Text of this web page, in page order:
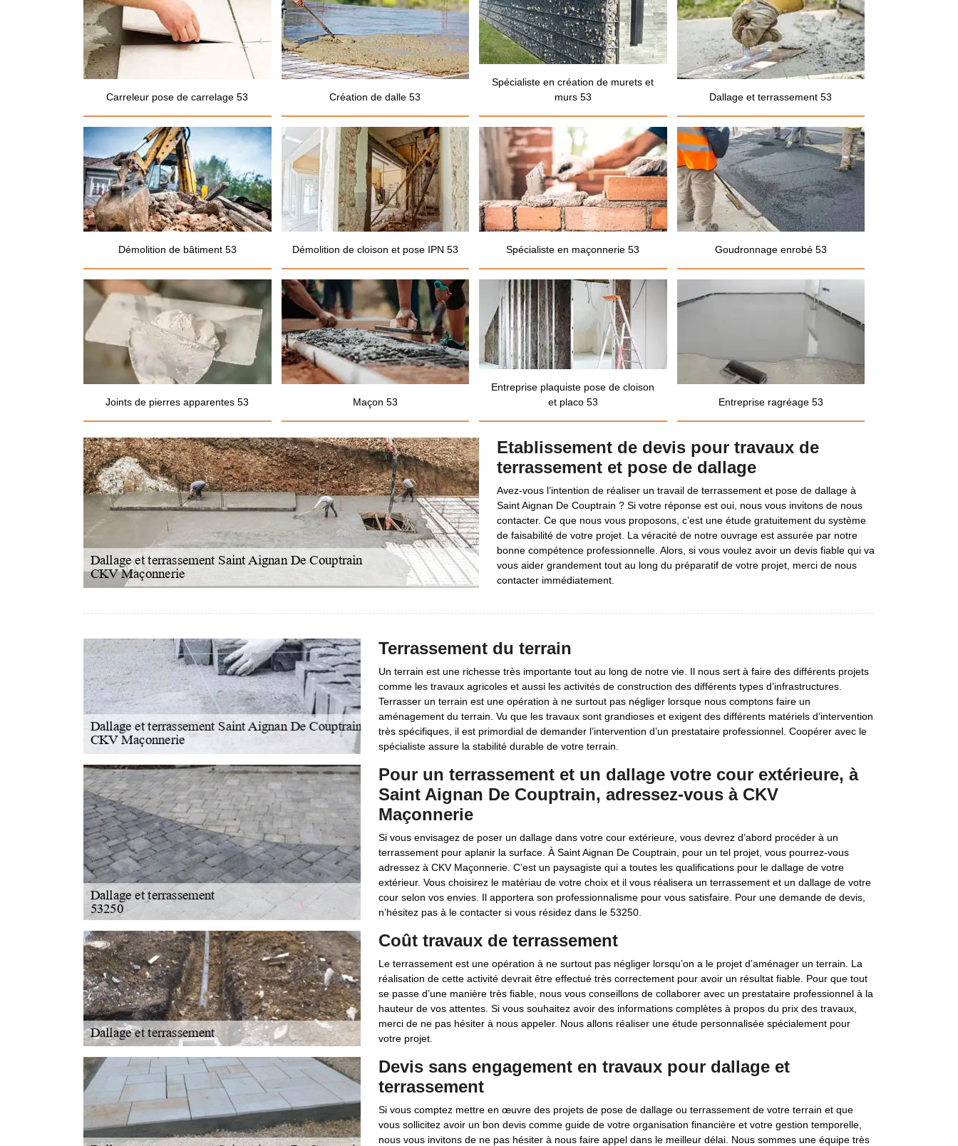
Carreleur pose de carrelage 53 Création de dalle 53
Spécialiste en création de murets et
murs 53
Dallage et terrassement 53
Démolition de bâtiment 53 Démolition de cloison et pose IPN 53 Spécialiste en maçonnerie 53 Goudronnage enrobé 53
Joints de pierres apparentes 53 Maçon 53
Entreprise plaquiste pose de cloison
et placo 53
Entreprise ragréage 53
Etablissement de devis pour travaux de
terrassement et pose de dallage
Avez-vous l’intention de réaliser un travail de terrassement et pose de dallage à
Saint Aignan De Couptrain ? Si votre réponse est oui, nous vous invitons de nous
contacter. Ce que nous vous proposons, c’est une étude gratuitement du système
de faisabilité de votre projet. La véracité de notre ouvrage est assurée par notre
bonne compétence professionnelle. Alors, si vous voulez avoir un devis fiable qui va
vous aider grandement tout au long du préparatif de votre projet, merci de nous
contacter immédiatement.
Terrassement du terrain
Un terrain est une richesse très importante tout au long de notre vie. Il nous sert à faire des différents projets
comme les travaux agricoles et aussi les activités de construction des différents types d’infrastructures.
Terrasser un terrain est une opération à ne surtout pas négliger lorsque nous comptons faire un
aménagement du terrain. Vu que les travaux sont grandioses et exigent des différents matériels d’intervention
très spécifiques, il est primordial de demander l’intervention d’un prestataire professionnel. Coopérer avec le
spécialiste assure la stabilité durable de votre terrain.
Pour un terrassement et un dallage votre cour extérieure, à
Saint Aignan De Couptrain, adressez-vous à CKV
Maçonnerie
Si vous envisagez de poser un dallage dans votre cour extérieure, vous devrez d’abord procéder à un
terrassement pour aplanir la surface. À Saint Aignan De Couptrain, pour un tel projet, vous pourrez-vous
adressez à CKV Maçonnerie. C’est un paysagiste qui a toutes les qualifications pour le dallage de votre
extérieur. Vous choisirez le matériau de votre choix et il vous réalisera un terrassement et un dallage de votre
cour selon vos envies. Il apportera son professionnalisme pour vous satisfaire. Pour une demande de devis,
n’hésitez pas à le contacter si vous résidez dans le 53250.
Coût travaux de terrassement
Le terrassement est une opération à ne surtout pas négliger lorsqu’on a le projet d’aménager un terrain. La
réalisation de cette activité devrait être effectué très correctement pour avoir un résultat fiable. Pour que tout
se passe d’une manière très fiable, nous vous conseillons de collaborer avec un prestataire professionnel à la
hauteur de vos attentes. Si vous souhaitez avoir des informations complètes à propos du prix des travaux,
merci de ne pas hésiter à nous appeler. Nous allons réaliser une étude personnalisée spécialement pour
votre projet.
Devis sans engagement en travaux pour dallage et
terrassement
Si vous comptez mettre en œuvre des projets de pose de dallage ou terrassement de votre terrain et que
vous sollicitez avoir un bon devis comme guide de votre organisation financière et votre gestion temporelle,
nous vous invitons de ne pas hésiter à nous faire appel dans le meilleur délai. Nous sommes une équipe très